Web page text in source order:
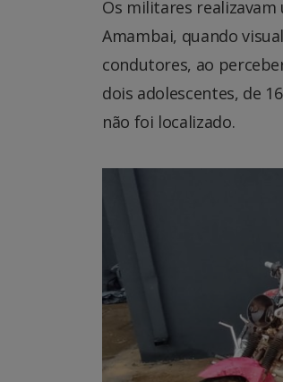
Os militares
Amambai, quando
condutores, ao
dois adolescentes, de
não foi localizado.